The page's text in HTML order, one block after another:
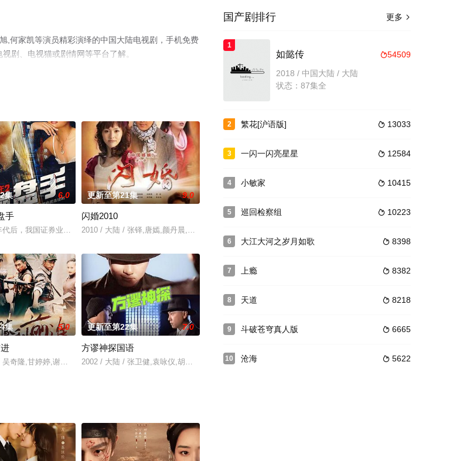
,何家凯等演员精彩演绎的中国大陆电视剧，手机免费
剧、电视猫或剧情网等平台了解。
诗红,于艺旋
集 6.0
手
代后，我国证券业的发展为背景，描绘了中原地区一家证券公司与政府个别领导相互勾结，操纵股市，获取巨额不义之财的重大内幕
更新至第21集 9.0
闪婚2010
2010 / 大陆 / 张铎,唐嫣,颜丹晨,柏寒,张凯丽,刘芳毓,岳跃利,寇振海,盖克,方青卓
集 5.0
奇隆,甘婷婷,谢孟伟,王新,叶祖新,杨婷婷,于荣光,赵会南,张少华
更新至第22集 7.0
方谬神探国语
2002 / 大陆 / 张卫健,袁咏仪,胡静,张茜,饭岛爱
更多 
国产剧排行
1
54509
如懿传
2018 / 中国大陆 / 大陆
状态：87集全
2  13033
繁花[沪语版]
3  12584
一闪一闪亮星星
4  10415
小敏家
5  10223
巡回检察组
6  8398
大江大河之岁月如歌
7  8382
上瘾
8  8218
天道
9  6665
斗破苍穹真人版
10  5622
沧海